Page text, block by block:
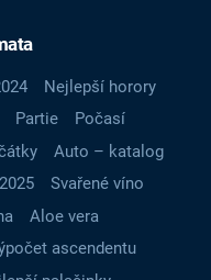
Nejlepší horory
Partie
Počasí
Auto – katalog
Svařené víno
Aloe vera
ascendentu